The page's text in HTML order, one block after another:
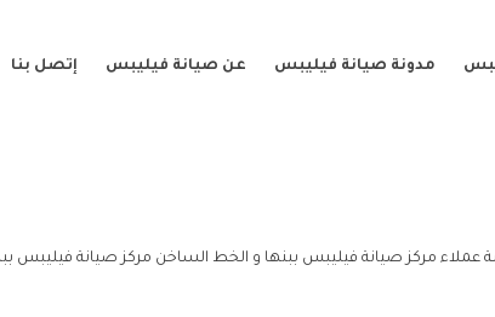
مدونة صيانة فيليبس عن صيانة فيليبس إتصل بنا
عملاء مركز صيانة فيليبس ببنها و الخط الساخن مركز صيانة فيليبس